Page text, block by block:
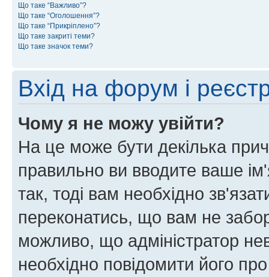
Що таке “Важливо”?
Що таке “Оголошення”?
Що таке “Прикріплено”?
Що таке закриті теми?
Що таке значок теми?
Вхід на форум і
Чому я не можу увійти?
На це може бути декілька
правильно ви вводите ваше
так, тоді вам необхідно
переконатись, що вам не
можливо, що адміністратор
необхідно повідомити його